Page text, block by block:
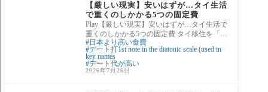
【厳しい現実】安いはずが…タイ生活
で重くのしかかる5つの固定費
Play【厳しい現実】安いはずが…タイ生活で
重くのしかかる5つの固定費 タイ移住を「物
価の安さ」だけで決めると、円安・家賃・
日本より高い食費
デート打1st note in the diatonic scale (used in
key names
デート代が高い
2026年7月26日